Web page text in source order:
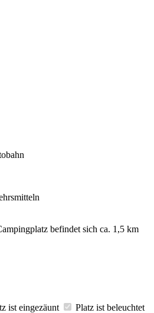
befindet sich ca. 1,5 km
ist eingezäunt
Platz ist beleuchtet